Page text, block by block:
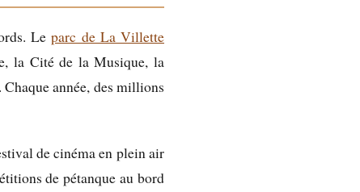
Leparc de La Villette
la Cité de la Musique, la
année, des millions
de cinéma en plein air
de pétanque au bord